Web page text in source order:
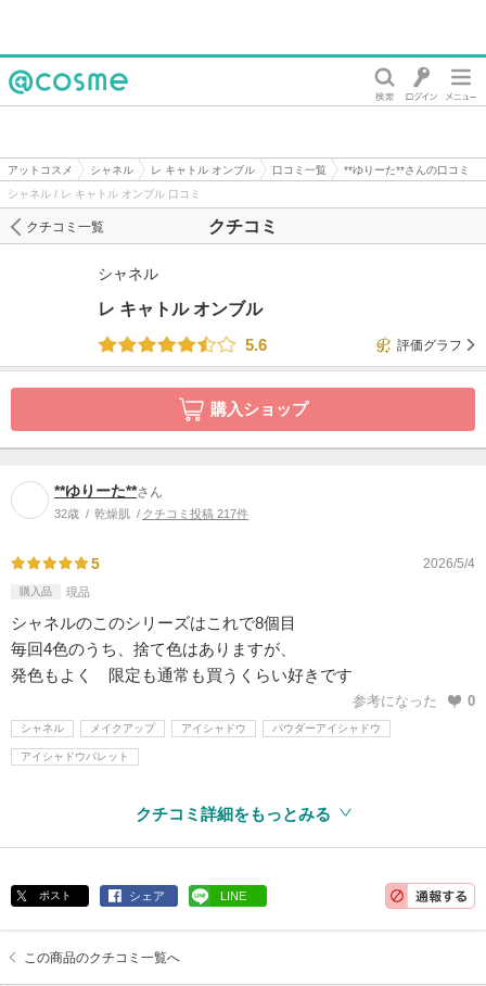
アットコスメ シャネル レ キャトル オンブル 口コミ一覧
**ゆりーた**さんの口コミ
シャネル / レ キャトル オンブル 口コミ
クチコミ
クチコミ一覧
シャネル
レ キャトル オンブル
5.6
評価グラフ
購入ショップ
**ゆりーた**さん
32歳 乾燥肌 クチコミ投稿 217件
5 2026/5/4
購入品 現品
シャネルのこのシリーズはこれで8個目
毎回4色のうち、捨て色はありますが、
発色もよく 限定も通常も買うくらい好きです
参考になった 0
シャネル メイクアップ アイシャドウ パウダーアイシャドウ
アイシャドウパレット
クチコミ詳細をもっとみる
ポスト シェア LINE
この商品のクチコミ一覧へ